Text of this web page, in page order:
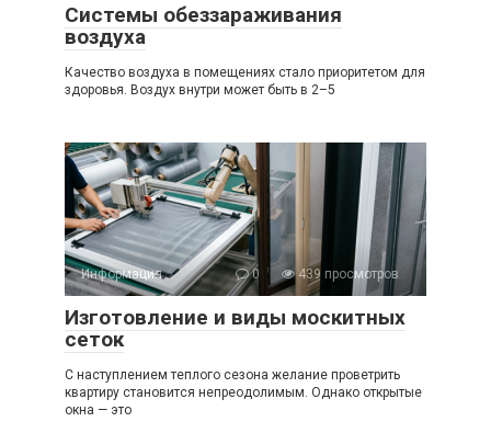
Системы обеззараживания
воздуха
Качество воздуха в помещениях стало приоритетом для
здоровья. Воздух внутри может быть в 2–5
Информация 0 439 просмотров
Изготовление и виды москитных
сеток
С наступлением теплого сезона желание проветрить
квартиру становится непреодолимым. Однако открытые
окна — это